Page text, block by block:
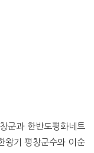
군과 한반도평화네트
왕기 평창군수와 이순